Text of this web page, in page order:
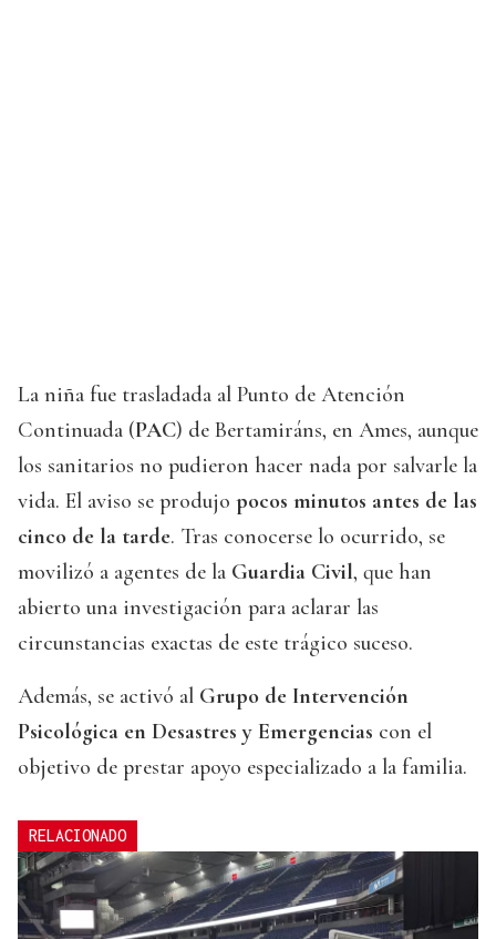
La niña fue trasladada al Punto de Atención
Continuada (PAC) de Bertamiráns, en Ames, aunque
los sanitarios no pudieron hacer nada por salvarle la
vida. El aviso se produjo pocos minutos antes de las
cinco de la tarde. Tras conocerse lo ocurrido, se
movilizó a agentes de la Guardia Civil, que han
abierto una investigación para aclarar las
circunstancias exactas de este trágico suceso.
Además, se activó al Grupo de Intervención
Psicológica en Desastres y Emergencias con el
objetivo de prestar apoyo especializado a la familia.
RELACIONADO